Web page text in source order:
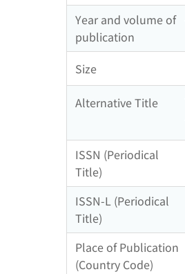
Year and volume of
publication
Size
Alternative Title
ISSN (Periodical
Title)
ISSN-L (Periodical
Title)
Place of Publication
(Country Code)